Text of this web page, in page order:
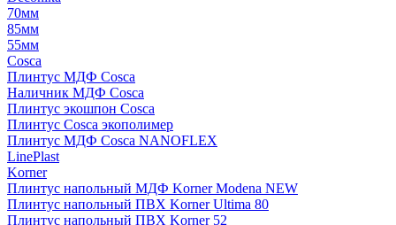
70мм
85мм
55мм
Cosca
Плинтус МДФ Cosca
Наличник МДФ Cosca
Плинтус экошпон Cosca
Плинтус Cosca экополимер
Плинтус МДФ Cosca NANOFLEX
LinePlast
Korner
Плинтус напольный МДФ Korner Modena NEW
Плинтус напольный ПВХ Korner Ultima 80
Плинтус напольный ПВХ Korner 52